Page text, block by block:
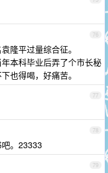
76
隆平过量综合征。
本科毕业后弄了个市长秘
也得喝，好痛苦。
77
78
。23333
79